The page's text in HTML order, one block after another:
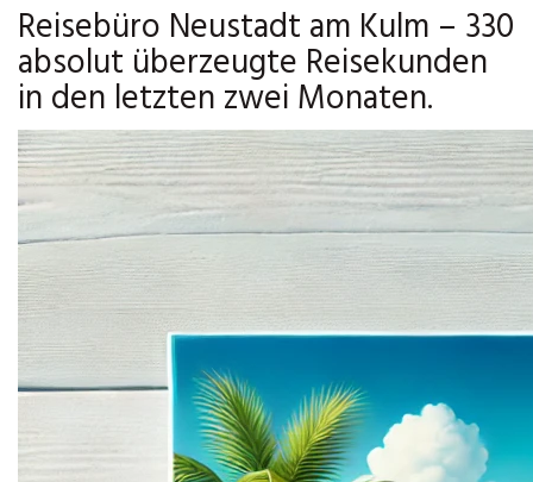
Reisebüro Neustadt am Kulm – 330
absolut überzeugte Reisekunden
in den letzten zwei Monaten.